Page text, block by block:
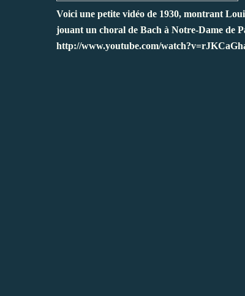
Voici une petite vidéo de 1930, montrant
jouant un choral de Bach à Notre-Dame de
http://www.youtube.com/